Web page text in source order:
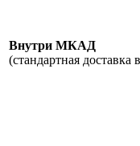
Внутри МКАД
(стандартная доставка